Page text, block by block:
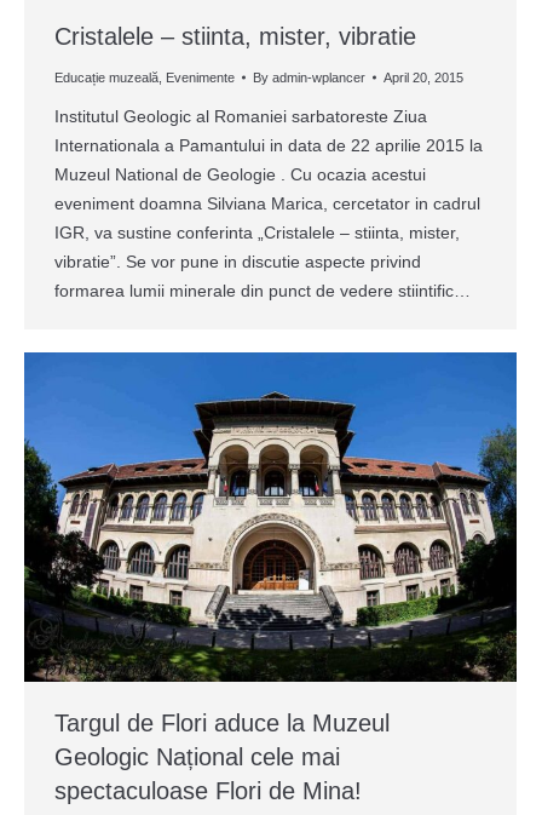
Cristalele – stiinta, mister, vibratie
Educație muzeală Evenimente By admin-wplancer April 20, 2015
Institutul Geologic al Romaniei sarbatoreste Ziua
Internationala a Pamantului in data de 22 aprilie 2015 la
Muzeul National de Geologie . Cu ocazia acestui
eveniment doamna Silviana Marica, cercetator in cadrul
IGR, va sustine conferinta „Cristalele – stiinta, mister,
vibratie”. Se vor pune in discutie aspecte privind
formarea lumii minerale din punct de vedere stiintific…
Targul de Flori aduce la Muzeul
Geologic Național cele mai
spectaculoase Flori de Mina!